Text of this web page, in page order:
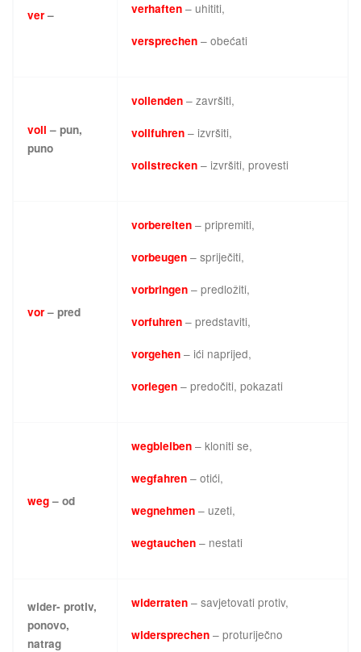
ver – verhaften – uhititi,
versprechen – obećati
voll – pun,
puno
vollenden – završiti,
vollfuhren – izvršiti,
vollstrecken – izvršiti, provesti
vor – pred
vorbereiten – pripremiti,
vorbeugen – spriječiti,
vorbringen – predložiti,
vorfuhren – predstaviti,
vorgehen – ići naprijed,
vorlegen – predočiti, pokazati
weg – od
wegbleiben – kloniti se,
wegfahren – otići,
wegnehmen – uzeti,
wegtauchen – nestati
wider- protiv,
ponovo,
natrag
widerraten – savjetovati protiv,
widersprechen – proturiječno